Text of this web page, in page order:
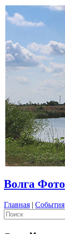
Волга Фото
Главная | События